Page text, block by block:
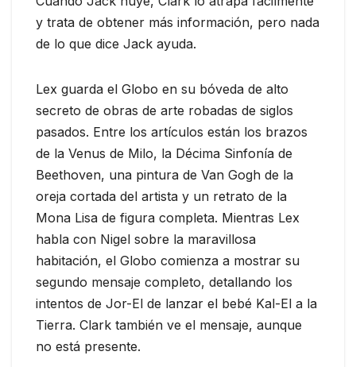
y trata de obtener más información, pero nada
de lo que dice Jack ayuda.
Lex guarda el Globo en su bóveda de alto
secreto de obras de arte robadas de siglos
pasados. Entre los artículos están los brazos
de la Venus de Milo, la Décima Sinfonía de
Beethoven, una pintura de Van Gogh de la
oreja cortada del artista y un retrato de la
Mona Lisa de figura completa. Mientras Lex
habla con Nigel sobre la maravillosa
habitación, el Globo comienza a mostrar su
segundo mensaje completo, detallando los
intentos de Jor-El de lanzar el bebé Kal-El a la
Tierra. Clark también ve el mensaje, aunque
no está presente.